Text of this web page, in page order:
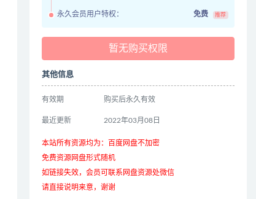
永久会员用户特权： 免费 推荐
暂无购买权限
其他信息
有效期 购买后永久有效
最近更新 2022年03月08日
本站所有资源均为：百度网盘不加密
免费资源网盘形式随机
如链接失效，会员可联系网盘资源处微信
请直接说明来意，谢谢